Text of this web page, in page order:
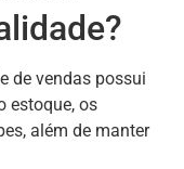
de vendas possui
estoque, os
além de manter